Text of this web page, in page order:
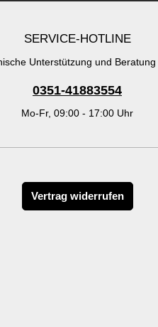
SERVICE-HOTLINE
Unterstützung und Beratung
0351-41883554
Mo-Fr, 09:00 - 17:00 Uhr
Vertrag widerrufen